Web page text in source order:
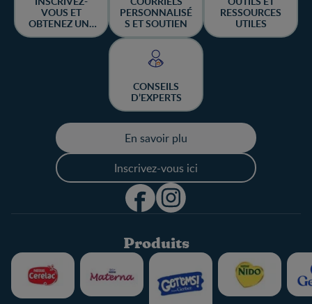
VOUS ET
OBTENEZ UNE
CHANCE DE
PERSONNALISÉ
S ET SOUTIEN
RESSOURCES
UTILES
CONSEILS
D’EXPERTS
En savoir plu
Inscrivez-vous ici
Produits